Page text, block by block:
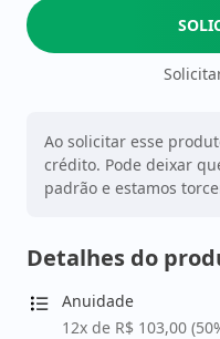
Ao solicitar esse
crédito. Pode deixar
padrão e estamos
Detalhes do
Anuidade
12x de R$ 103,00